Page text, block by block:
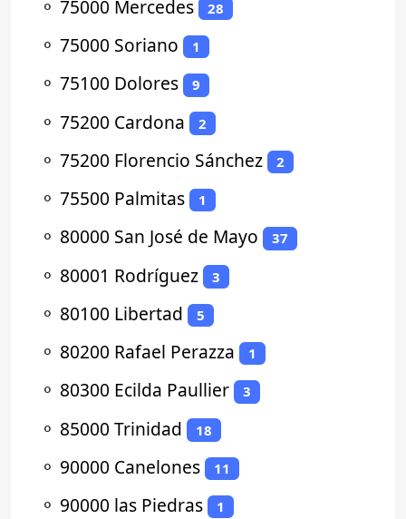
⚬ 75000 Mercedes 28
⚬ 75000 Soriano 1
⚬ 75100 Dolores 9
⚬ 75200 Cardona 2
⚬ 75200 Florencio Sánchez 2
⚬ 75500 Palmitas 1
⚬ 80000 San José de Mayo 37
⚬ 80001 Rodríguez 3
⚬ 80100 Libertad 5
⚬ 80200 Rafael Perazza 1
⚬ 80300 Ecilda Paullier 3
⚬ 85000 Trinidad 18
⚬ 90000 Canelones 11
⚬ 90000 las Piedras 1